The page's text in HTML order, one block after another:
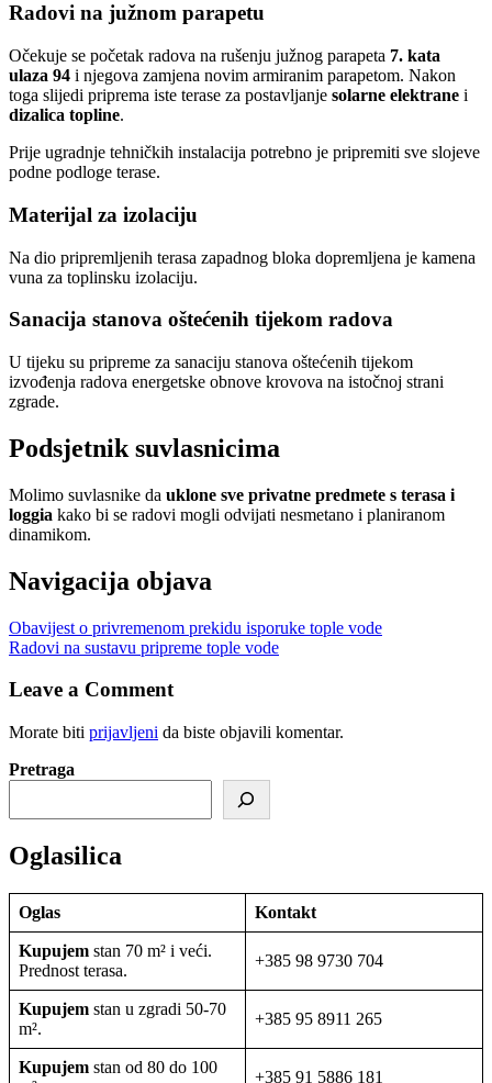
Radovi na južnom parapetu
Očekuje se početak radova na rušenju južnog parapeta 7. kata
ulaza 94 i njegova zamjena novim armiranim parapetom. Nakon
toga slijedi priprema iste terase za postavljanje solarne elektrane i
dizalica topline.
Prije ugradnje tehničkih instalacija potrebno je pripremiti sve slojeve
podne podloge terase.
Materijal za izolaciju
Na dio pripremljenih terasa zapadnog bloka dopremljena je kamena
vuna za toplinsku izolaciju.
Sanacija stanova oštećenih tijekom radova
U tijeku su pripreme za sanaciju stanova oštećenih tijekom
izvođenja radova energetske obnove krovova na istočnoj strani
zgrade.
Podsjetnik suvlasnicima
Molimo suvlasnike da uklone sve privatne predmete s terasa i
loggia kako bi se radovi mogli odvijati nesmetano i planiranom
dinamikom.
Navigacija objava
Obavijest o privremenom prekidu isporuke tople vode
Radovi na sustavu pripreme tople vode
Leave a Comment
Morate biti prijavljeni da biste objavili komentar.
Pretraga
Oglasilica
Oglas Kontakt
Kupujem stan 70 m² i veći.
Prednost terasa.
+385 98 9730 704
Kupujem stan u zgradi 50-70
m².
+385 95 8911 265
Kupujem stan od 80 do 100
+385 91 5886 181